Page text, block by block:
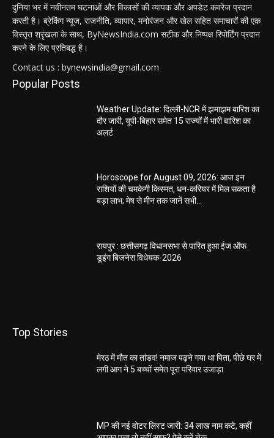
दुनिया भर में नवीनतम घटनाओं और विकासों की व्यापक और अपडेट कवरेज प्रदान
करती है। ब्रेकिंग न्यूज, राजनीति, व्यापार, मनोरंजन और खेल सहित समाचारों की एक
विस्तृत श्रृंखला के साथ, ByNewsIndia.com सटीक और निष्पक्ष रिपोर्टिंग प्रदान
करने के लिए प्रतिबद्ध है।
Contact us : bynewsindia@gmail.com
Popular Posts
Weather Update: दिल्ली-NCR में झमाझम बारिश का
दौर जारी, यूपी-बिहार समेत 15 राज्यों में भारी बारिश का
अलर्ट
Horoscope for August 09, 2026: आज इन
राशियों की चमकेगी किस्मत, धन-करियर में मिल सकता है
बड़ा लाभ; मेष से मीन तक जानें सभी...
रायपुर : छत्तीसगढ़ विधानसभा से पारित हुआ ईज ऑफ
डूइंग बिजनेस विधेयक-2026
Top Stories
मेरठ में मौत का तांडव! नमाज पढ़ने गया था पिता, पीछे घर में
लगी आग ने 5 बच्चों समेत पूरा परिवार उजाड़ा
MP की नई वोटर लिस्ट जारी: 34 लाख नाम कटे, कहीं